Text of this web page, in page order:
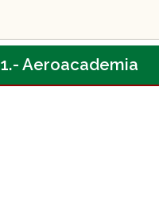
1.- Aeroacademia